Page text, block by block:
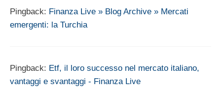
Pingback: Finanza Live » Blog Archive » Mercati
emergenti: la Turchia
Pingback: Etf, il loro successo nel mercato italiano,
vantaggi e svantaggi - Finanza Live